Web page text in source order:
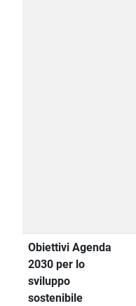
Obiettivi Agenda
2030 per lo
sviluppo
sostenibile